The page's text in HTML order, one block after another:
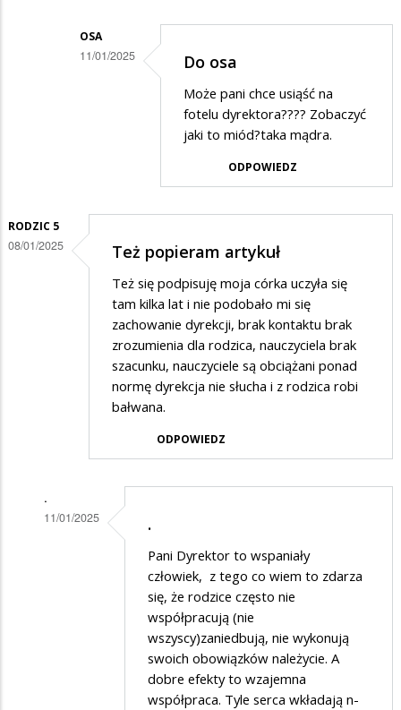
Pytanie
OSA
11/01/2025
odpowiedzi
na
Dokładnie
powinni
zrobić…
Do osa
Może pani chce usiąść na
fotelu dyrektora???? Zobaczyć
jaki to miód?taka mądra.
ODPOWIEDZ
RODZIC 5
08/01/2025 Też popieram artykuł
Też się podpisuję moja córka uczyła się
tam kilka lat i nie podobało mi się
zachowanie dyrekcji, brak kontaktu brak
zrozumienia dla rodzica, nauczyciela brak
szacunku, nauczyciele są obciążani ponad
normę dyrekcja nie słucha i z rodzica robi
bałwana.
ODPOWIEDZ
.
11/01/2025 .
Pani Dyrektor to wspaniały
człowiek, z tego co wiem to zdarza
się, że rodzice często nie
współpracują (nie
wszyscy)zaniedbują, nie wykonują
swoich obowiązków należycie. A
dobre efekty to wzajemna
współpraca. Tyle serca wkładają n-